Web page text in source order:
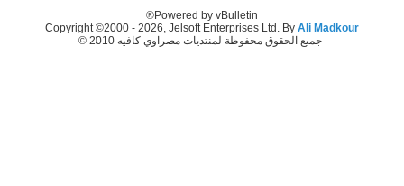
Powered by vBulletin®
Copyright ©2000 - 2026, Jelsoft Enterprises Ltd. By Ali Madkour
جميع الحقوق محفوظة لمنتديات مصراوي كافيه 2010 ©